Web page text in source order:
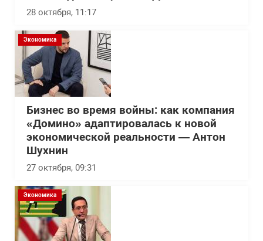
28 октября, 11:17
Экономика
Бизнес во время войны: как компания
«Домино» адаптировалась к новой
экономической реальности — Антон
Шухнин
27 октября, 09:31
Экономика